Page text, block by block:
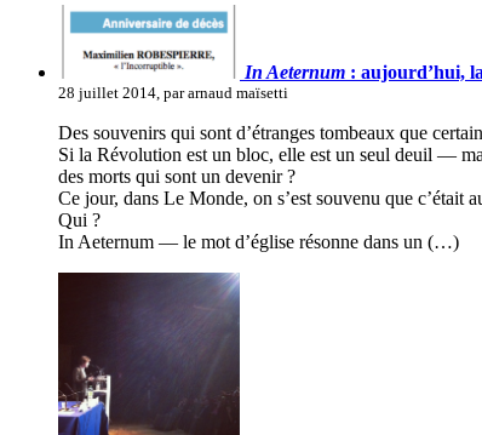
In Aeternum : aujourd’hui,
28 juillet 2014, par arnaud maïsetti
Des souvenirs qui sont d’étranges tombeaux que
Si la Révolution est un bloc, elle est un seul deuil —
des morts qui sont un devenir ?
Ce jour, dans Le Monde, on s’est souvenu que c’était
Qui ?
In Aeternum — le mot d’église résonne dans un (…)